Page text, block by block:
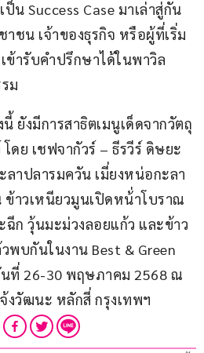
น Success Case มาเล่าสู่กัน
ชน เจ้าของธุรกิจ หรือผู้ที่เริ่ม
ข้ารับคำปรึกษาได้ในพาวิล
ม
ยังมีการสาธิตเมนูเด็ดจากวัตถุ
ย เชฟจากัวร์ – ธีรวีร์ ดิษยะ
าปลารมควัน เมี่ยงหน่อกะลา
ข้าวเหนียวมูนเปิดหน้่าโบราณ
ก วุ้นมะม่วงลอยแก้ว และข้าว
บกันในงาน Best & Green
นที่ 26-30 พฤษภาคม 2568 ณ
งวัฒนะ หลักสี่ กรุงเทพฯ